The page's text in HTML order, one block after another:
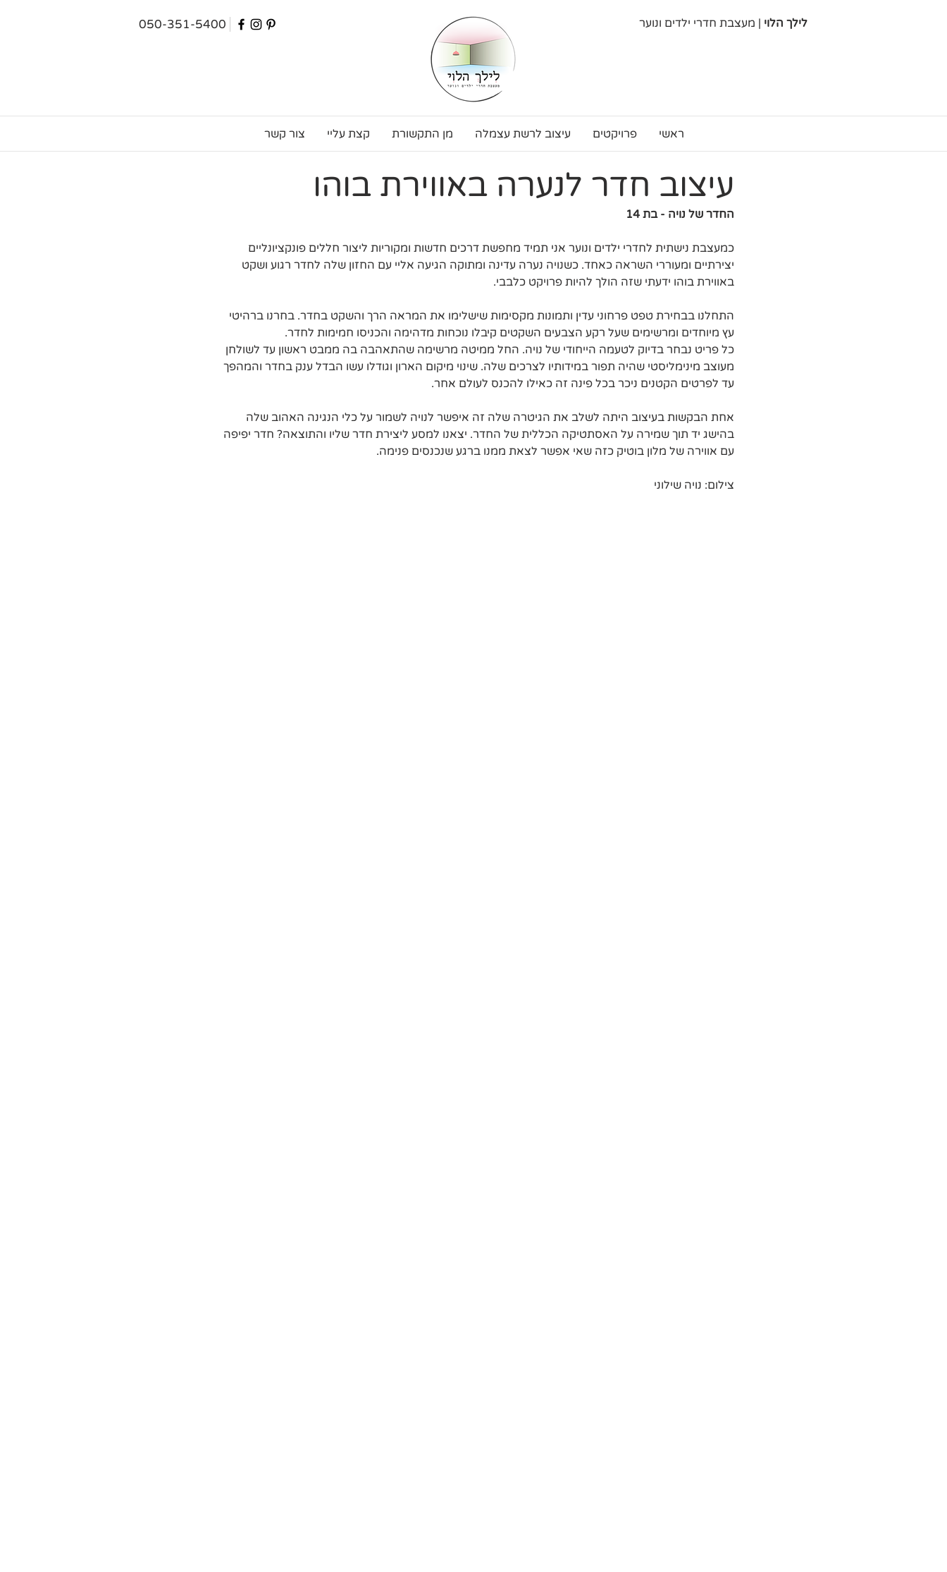
050-351-5400 לילך הלוי | מעצבת חדרי ילדים ונוער
ראשי פרויקטים עיצוב לרשת עצמלה מן התקשורת קצת עליי צור קשר
עיצוב חדר לנערה באווירת בוהו
החדר של נויה - בת 14
כמעצבת נישתית לחדרי ילדים ונוער אני תמיד מחפשת דרכים חדשות ומקוריות ליצור חללים פונקציונליים
יצירתיים ומעוררי השראה כאחד. כשנויה נערה עדינה ומתוקה הגיעה אליי עם החזון שלה לחדר רגוע ושקט
באווירת בוהו ידעתי שזה הולך להיות פרויקט כלבבי.
התחלנו בבחירת טפט פרחוני עדין ותמונות מקסימות שישלימו את המראה הרך והשקט בחדר. בחרנו ברהיטי
עץ מיוחדים ומרשימים שעל רקע הצבעים השקטים קיבלו נוכחות מדהימה והכניסו חמימות לחדר.
כל פריט נבחר בדיוק לטעמה הייחודי של נויה. החל ממיטה מרשימה שהתאהבה בה ממבט ראשון עד לשולחן
מעוצב מינימליסטי שהיה תפור במידותיו לצרכים שלה. שינוי מיקום הארון וגודלו עשו הבדל ענק בחדר והמהפך
עד לפרטים הקטנים ניכר בכל פינה זה כאילו להכנס לעולם אחר.
אחת הבקשות בעיצוב היתה לשלב את הגיטרה שלה זה איפשר לנויה לשמור על כלי הנגינה האהוב שלה
בהישג יד תוך שמירה על האסתטיקה הכללית של החדר. יצאנו למסע ליצירת חדר שליו והתוצאה? חדר יפיפה
עם אווירה של מלון בוטיק כזה שאי אפשר לצאת ממנו ברגע שנכנסים פנימה.
צילום: נויה שילוני